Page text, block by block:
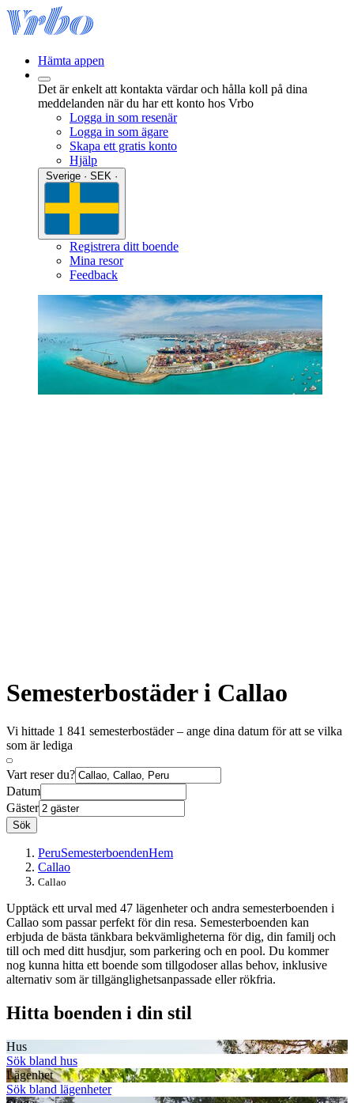
Hämta appen
Det är enkelt att kontakta värdar och hålla koll på dina
meddelanden när du har ett konto hos Vrbo
Logga in som resenär
Logga in som ägare
Skapa ett gratis konto
Hjälp
Registrera ditt boende
Mina resor
Feedback
Semesterbostäder i Callao
Vi hittade 1 841 semesterbostäder – ange dina datum för att se vilka
som är lediga
Vart reser du?
Datum
Gäster
Sök
PeruSemesterboendenHem
Callao
Callao
Upptäck ett urval med 47 lägenheter och andra semesterboenden i
Callao som passar perfekt för din resa. Semesterboenden kan
erbjuda de bästa tänkbara bekvämligheterna för dig, din familj och
till och med ditt husdjur, som parkering och en pool. Du kommer
nog kunna hitta ett boende som tillgodoser allas behov, inklusive
alternativ som är tillgänglighetsanpassade eller rökfria.
Hitta boenden i din stil
Hus
Sök bland hus
Lägenhet
Sök bland lägenheter